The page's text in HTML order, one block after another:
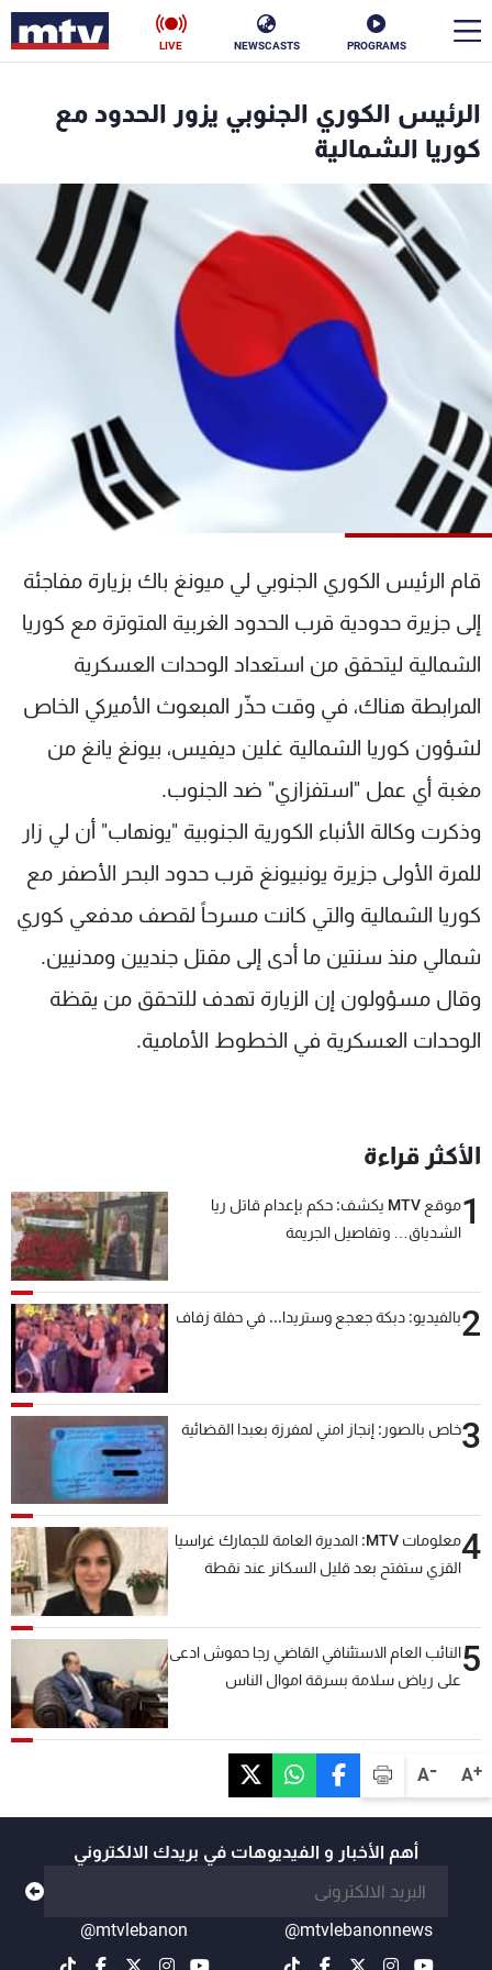
PROGRAMS
NEWSCASTS
LIVE
A+
A-
الرئيس الكوري الجنوبي يزور الحدود مع
كوريا الشمالية
قام الرئيس الكوري الجنوبي لي ميونغ باك بزيارة مفاجئة
إلى جزيرة حدودية قرب الحدود الغربية المتوترة مع كوريا
الشمالية ليتحقق من استعداد الوحدات العسكرية
المرابطة هناك، في وقت حذّر المبعوث الأميركي الخاص
لشؤون كوريا الشمالية غلين ديفيس، بيونغ يانغ من
مغبة أي عمل "استفزازي" ضد الجنوب.
وذكرت وكالة الأنباء الكورية الجنوبية "يونهاب" أن لي زار
للمرة الأولى جزيرة يونبيونغ قرب حدود البحر الأصفر مع
كوريا الشمالية والتي كانت مسرحاً لقصف مدفعي كوري
شمالي منذ سنتين ما أدى إلى مقتل جنديين ومدنيين.
وقال مسؤولون إن الزيارة تهدف للتحقق من يقظة
الوحدات العسكرية في الخطوط الأمامية.
الأكثر قراءة
1
موقع MTV يكشف: حكم بإعدام قاتل ريا
الشدياق… وتفاصيل الجريمة
2بالفيديو: دبكة جعجع وستريدا... في حفلة زفاف
3خاص بالصور: إنجاز امني لمفرزة بعبدا القضائية
4
معلومات MTV: المديرة العامة للجمارك غراسيا
القزي ستفتح بعد قليل السكانر عند نقطة
السعودية والدول العربية
5النائب العام الاستئنافي القاضي رجا حموش ادعى
على رياض سلامة بسرقة اموال الناس
أهم الأخبار و الفيديوهات في بريدك الالكتروني
@mtvlebanonnews
@mtvlebanon
الأخبار
سياسة
إقتصاد فن
منوعات
البرامج
جدول البرامج
شاهد البرامج
عن MTV
الإنـتـاج
لاعلاناتكم
وظائف
تواصل معنا
شروط الإسـتخدام